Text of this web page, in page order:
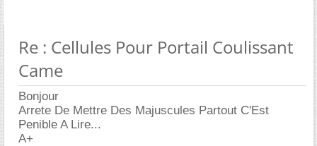
Re : Cellules Pour Portail Coulissant
Came
Bonjour
Arrete De Mettre Des Majuscules Partout C'Est
Penible A Lire...
A+